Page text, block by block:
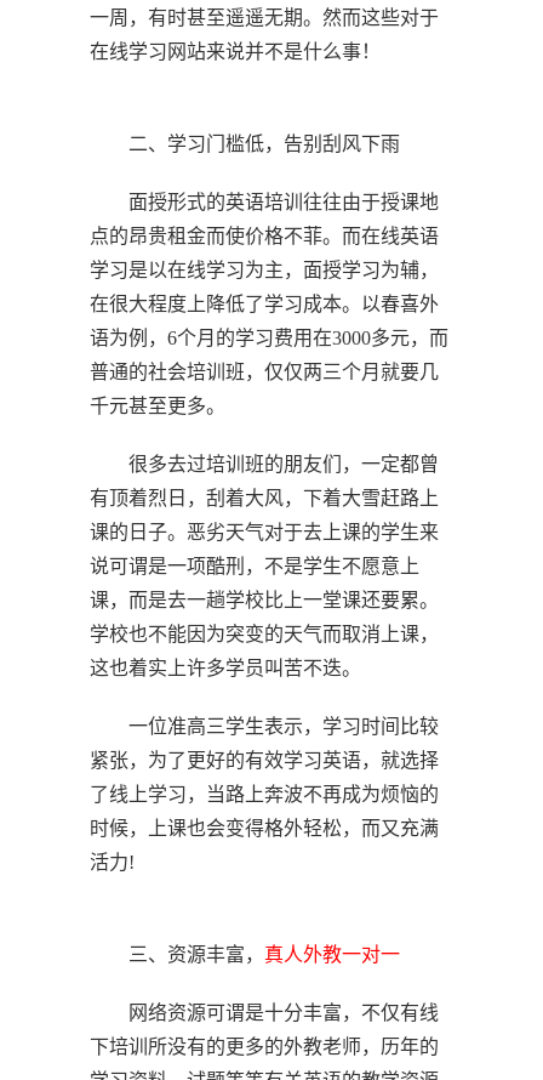
一周，有时甚至遥遥无期。然而这些对于
在线学习网站来说并不是什么事！
二、学习门槛低，告别刮风下雨
面授形式的英语培训往往由于授课地
点的昂贵租金而使价格不菲。而在线英语
学习是以在线学习为主，面授学习为辅，
在很大程度上降低了学习成本。以春喜外
语为例，6个月的学习费用在3000多元，而
普通的社会培训班，仅仅两三个月就要几
千元甚至更多。
很多去过培训班的朋友们，一定都曾
有顶着烈日，刮着大风，下着大雪赶路上
课的日子。恶劣天气对于去上课的学生来
说可谓是一项酷刑，不是学生不愿意上
课，而是去一趟学校比上一堂课还要累。
学校也不能因为突变的天气而取消上课，
这也着实上许多学员叫苦不迭。
一位准高三学生表示，学习时间比较
紧张，为了更好的有效学习英语，就选择
了线上学习，当路上奔波不再成为烦恼的
时候，上课也会变得格外轻松，而又充满
活力!
三、资源丰富， 真人外教一对一
网络资源可谓是十分丰富，不仅有线
下培训所没有的更多的外教老师，历年的